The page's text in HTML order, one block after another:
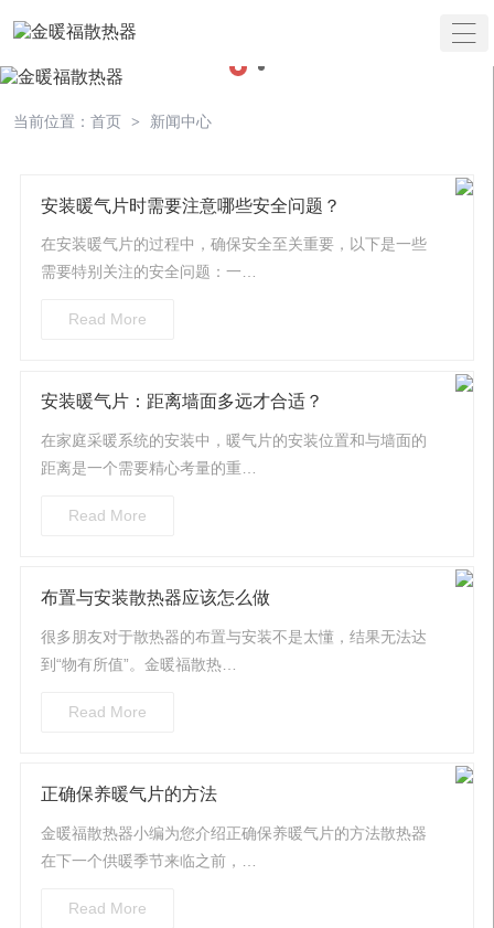

当前位置： 首页 > 新闻中心
安装暖气片时需要注意哪些安全问题？
在安装暖气片的过程中，确保安全至关重要，以下是一些
需要特别关注的安全问题：一…
Read More
安装暖气片：距离墙面多远才合适？
在家庭采暖系统的安装中，暖气片的安装位置和与墙面的
距离是一个需要精心考量的重…
Read More
布置与安装散热器应该怎么做
很多朋友对于散热器的布置与安装不是太懂，结果无法达
到“物有所值”。金暖福散热…
Read More
正确保养暖气片的方法
金暖福散热器小编为您介绍正确保养暖气片的方法散热器
在下一个供暖季节来临之前，…
Read More